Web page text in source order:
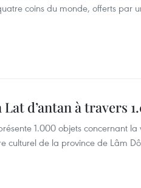
coins du monde, offerts par
d’antan à travers
1.000 objets concernant
culturel de la province de Lâm